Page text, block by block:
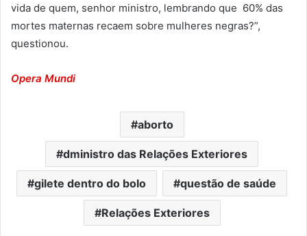
vida de quem, senhor ministro, lembrando que 60% das
mortes maternas recaem sobre mulheres negras?”,
questionou.
Opera Mundi
aborto
dministro das Relações Exteriores
gilete dentro do bolo questão de saúde
Relações Exteriores